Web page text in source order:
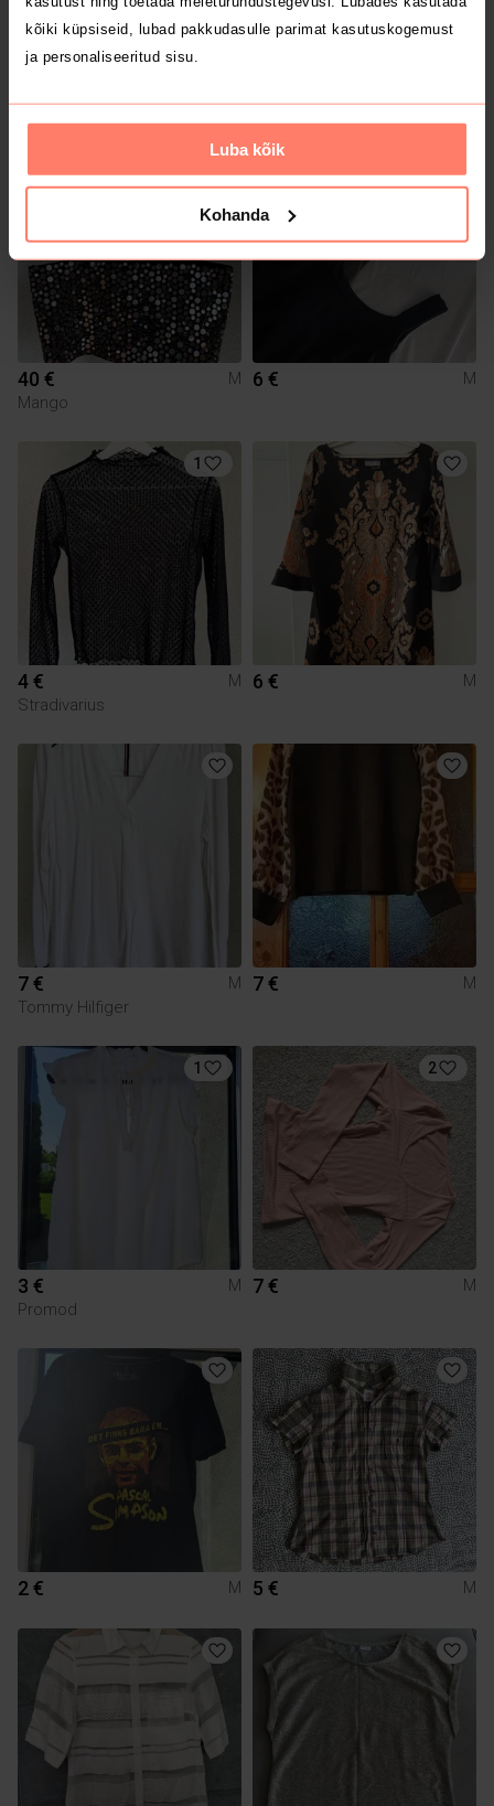
kõiki küpsiseid, lubad pakkudasulle parimat kasutuskogemust
ja personaliseeritud sisu.
Luba kõik
Kohanda
River Island
Superdry
40 €
M
Mango
6 € M
1
4 €
M
Stradivarius
6 € M
7 €
M
Tommy Hilfiger
7 € M
1
3 €
M
Promod
2
7 € M
2 € M 5 € M